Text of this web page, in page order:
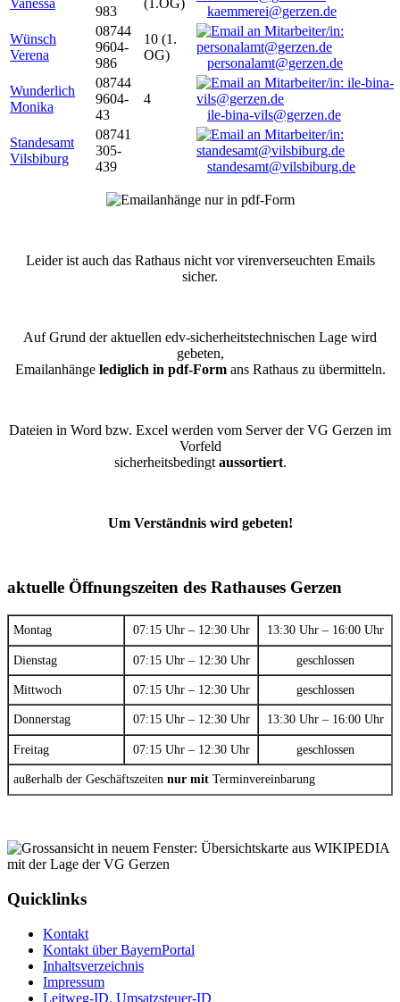
983
kaemmerei@gerzen.de
Wünsch
Verena
08744
9604-
986
10 (1.
OG)
personalamt@gerzen.de
Wunderlich
Monika
08744
9604-
43
4
ile-bina-vils@gerzen.de
Standesamt
Vilsbiburg
08741
305-
439
standesamt@vilsbiburg.de
Leider ist auch das Rathaus nicht vor virenverseuchten Emails
sicher.
Auf Grund der aktuellen edv-sicherheitstechnischen Lage wird
gebeten,
Emailanhänge lediglich in pdf-Formans Rathaus zu übermitteln.
Dateien in Word bzw. Excel werden vom Server der VG Gerzen im
Vorfeld
sicherheitsbedingt aussortiert.
Um Verständnis wird gebeten!
aktuelle Öffnungszeiten des Rathauses Gerzen
Montag 07:15 Uhr – 12:30 Uhr 13:30 Uhr – 16:00 Uhr
Dienstag 07:15 Uhr – 12:30 Uhr geschlossen
Mittwoch 07:15 Uhr – 12:30 Uhr geschlossen
Donnerstag 07:15 Uhr – 12:30 Uhr 13:30 Uhr – 16:00 Uhr
Freitag 07:15 Uhr – 12:30 Uhr geschlossen
außerhalb der Geschäftszeiten nur mit Terminvereinbarung
Quicklinks
Kontakt
Kontakt über BayernPortal
Inhaltsverzeichnis
Impressum
Leitweg-ID, Umsatzsteuer-ID